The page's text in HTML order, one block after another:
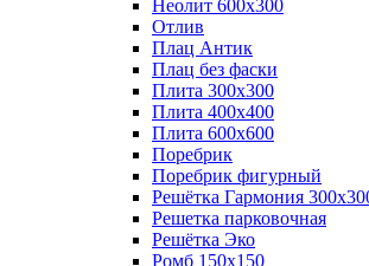
Неолит 600х300
Отлив
Плац Антик
Плац без фаски
Плита 300х300
Плита 400х400
Плита 600х600
Поребрик
Поребрик фигурный
Решётка Гармония
Решетка парковочная
Решётка Эко
Ромб 150х150